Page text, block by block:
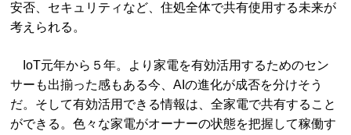
安否、セキュリティなど、住処全体で共有使用する未来が
考えられる。
IoT元年から５年。より家電を有効活用するためのセン
サーも出揃った感もある今、AIの進化が成否を分けそう
だ。そして有効活用できる情報は、全家電で共有すること
ができる。色々な家電がオーナーの状態を把握して稼働す